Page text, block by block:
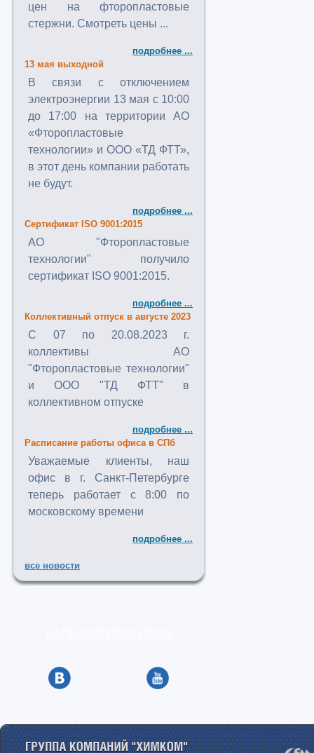
цен на фторопластовые
стержни. Смотреть цены ...
подробнее ...
13 мая выходной
В связи с отключением
электроэнергии 13 мая с 10:00
до 17:00 на территории АО
«Фторопластовые
технологии» и ООО «ТД ФТТ»,
в этот день компании работать
не будут.
подробнее ...
Сертификат ISO 9001:2015
АО "Фторопластовые
технологии" получило
сертификат ISO 9001:2015.
подробнее ...
Коллективный отпуск в августе 2023
C 07 по 20.08.2023 г.
коллективы АО
"Фторопластовые технологии"
и ООО "ТД ФТТ" в
коллективном отпуске
подробнее ...
Расписание работы офиса в СПб
Уважаемые клиенты, наш
офис в г. Санкт-Петербурге
теперь работает с 8:00 по
московскому времени
подробнее ...
все новости